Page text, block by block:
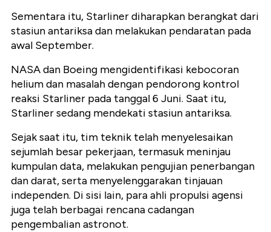
Sementara itu, Starliner diharapkan berangkat dari
stasiun antariksa dan melakukan pendaratan pada
awal September.
NASA dan Boeing mengidentifikasi kebocoran
helium dan masalah dengan pendorong kontrol
reaksi Starliner pada tanggal 6 Juni. Saat itu,
Starliner sedang mendekati stasiun antariksa.
Sejak saat itu, tim teknik telah menyelesaikan
sejumlah besar pekerjaan, termasuk meninjau
kumpulan data, melakukan pengujian penerbangan
dan darat, serta menyelenggarakan tinjauan
independen. Di sisi lain, para ahli propulsi agensi
juga telah berbagai rencana cadangan
pengembalian astronot.